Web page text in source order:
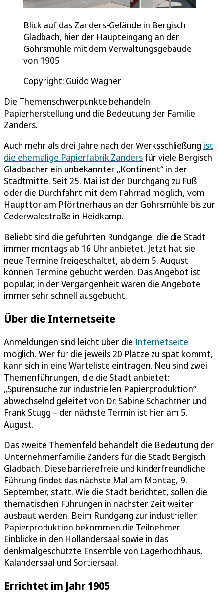
Blick auf das Zanders-Gelände in Bergisch
Gladbach, hier der Haupteingang an der
Gohrsmühle mit dem Verwaltungsgebäude
von 1905
Copyright: Guido Wagner
Die Themenschwerpunkte behandeln
Papierherstellung und die Bedeutung der Familie
Zanders.
Auch mehr als drei Jahre nach der Werksschließung ist
die ehemalige Papierfabrik Zanders für viele Bergisch
Gladbacher ein unbekannter „Kontinent“ in der
Stadtmitte. Seit 25. Mai ist der Durchgang zu Fuß
oder die Durchfahrt mit dem Fahrrad möglich, vom
Haupttor am Pförtnerhaus an der Gohrsmühle bis zur
Cederwaldstraße in Heidkamp.
Beliebt sind die geführten Rundgänge, die die Stadt
immer montags ab 16 Uhr anbietet. Jetzt hat sie
neue Termine freigeschaltet, ab dem 5. August
können Termine gebucht werden. Das Angebot ist
populär, in der Vergangenheit waren die Angebote
immer sehr schnell ausgebucht.
Über die Internetseite
Anmeldungen sind leicht über die Internetseite
möglich. Wer für die jeweils 20 Plätze zu spät kommt,
kann sich in eine Warteliste eintragen. Neu sind zwei
Themenführungen, die die Stadt anbietet:
„Spurensuche zur industriellen Papierproduktion“,
abwechselnd geleitet von Dr. Sabine Schachtner und
Frank Stugg – der nächste Termin ist hier am 5.
August.
Das zweite Themenfeld behandelt die Bedeutung der
Unternehmerfamilie Zanders für die Stadt Bergisch
Gladbach. Diese barrierefreie und kinderfreundliche
Führung findet das nächste Mal am Montag, 9.
September, statt. Wie die Stadt berichtet, sollen die
thematischen Führungen in nächster Zeit weiter
ausbaut werden. Beim Rundgang zur industriellen
Papierproduktion bekommen die Teilnehmer
Einblicke in den Holländersaal sowie in das
denkmalgeschützte Ensemble von Lagerhochhaus,
Kalandersaal und Sortiersaal.
Errichtet im Jahr 1905